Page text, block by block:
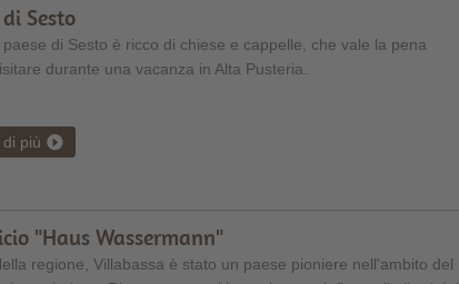
Sesto
paese di Sesto è ricco di chiese e cappelle, che vale la pena
durante una vacanza in Alta Pusteria.
di più
"Haus Wassermann"
regione, Villabassa è stato un paese pioniere nell'ambito del